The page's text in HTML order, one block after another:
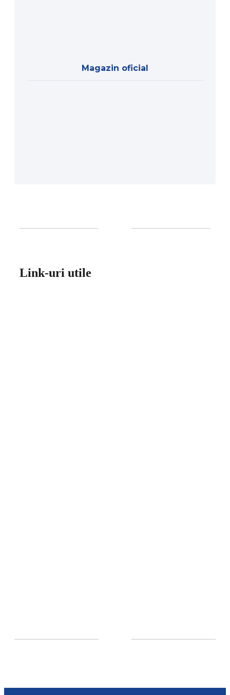
Magazin oficial
Link-uri utile